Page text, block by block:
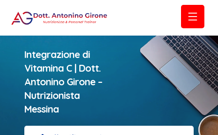
Integrazione di
Vitamina C | Dott.
Antonino Girone –
Nutrizionista
Messina